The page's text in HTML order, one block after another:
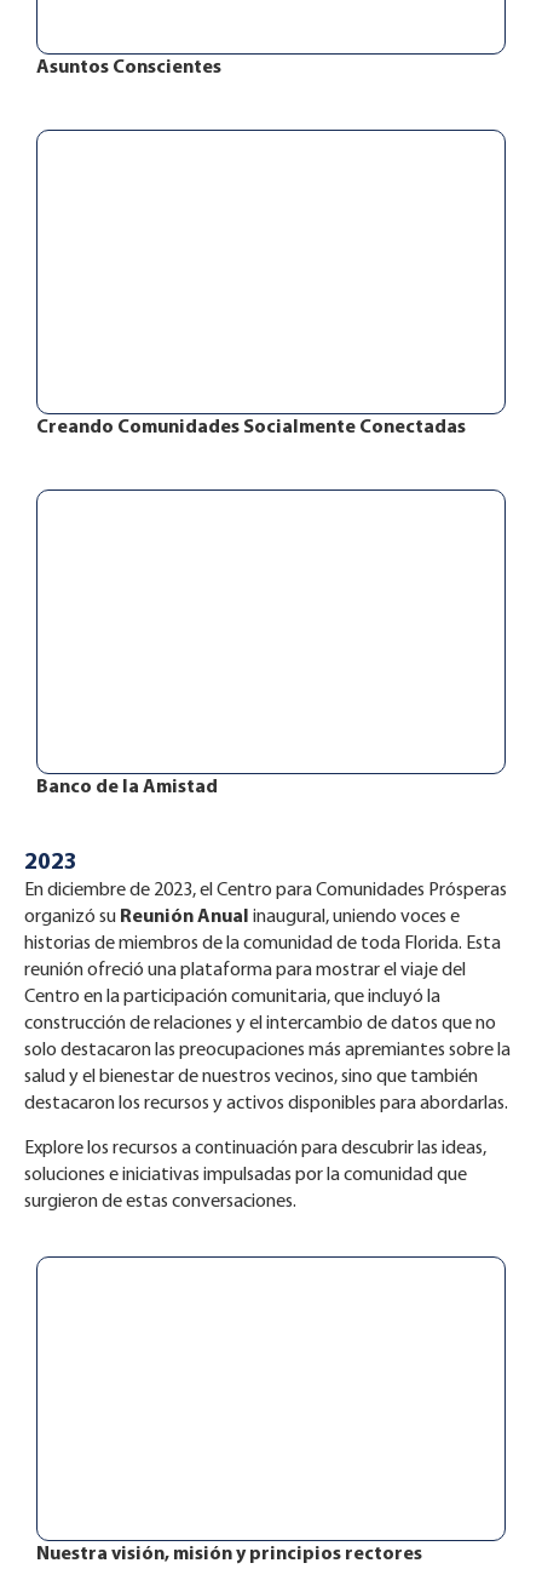
Asuntos Conscientes
Creando Comunidades Socialmente Conectadas
Banco de la Amistad
2023
En diciembre de 2023, el Centro para Comunidades Prósperas
organizó su Reunión Anual inaugural, uniendo voces e
historias de miembros de la comunidad de toda Florida. Esta
reunión ofreció una plataforma para mostrar el viaje del
Centro en la participación comunitaria, que incluyó la
construcción de relaciones y el intercambio de datos que no
solo destacaron las preocupaciones más apremiantes sobre la
salud y el bienestar de nuestros vecinos, sino que también
destacaron los recursos y activos disponibles para abordarlas.
Explore los recursos a continuación para descubrir las ideas,
soluciones e iniciativas impulsadas por la comunidad que
surgieron de estas conversaciones.
Nuestra visión, misión y principios rectores